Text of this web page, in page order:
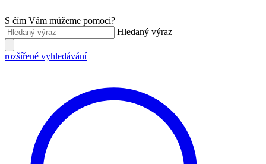
S čím Vám můžeme pomoci?
Hledaný výraz
rozšířené vyhledávání